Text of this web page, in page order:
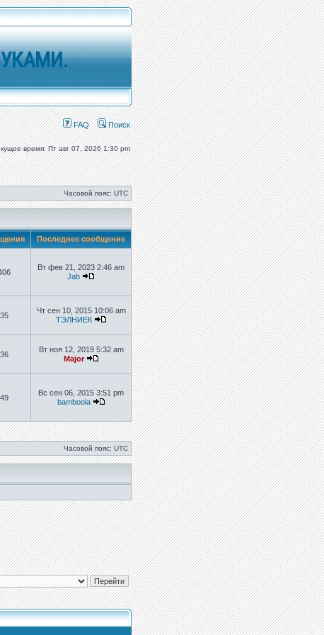
FAQ Поиск
время: Пт авг 07, 2026 1:30 pm
Часовой пояс: UTC
Последнее сообщение
Вт фев 21, 2023 2:46 am
Jab
Чт сен 10, 2015 10:06 am
ТЭЛНИЕК
Вт ноя 12, 2019 5:32 am
Major
Вс сен 06, 2015 3:51 pm
bamboola
Часовой пояс: UTC